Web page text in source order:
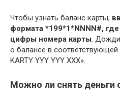
Чтобы узнать баланс карты,
формата *199*1*NNNN#,
цифры номера карты.
о балансе в соответствующей
KARTY YYY YYY XXX».
Можно ли снять деньги